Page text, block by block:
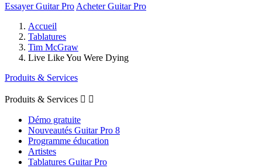
Essayer Guitar Pro Acheter Guitar Pro
Accueil
Tablatures
Tim McGraw
Live Like You Were Dying
Produits & Services
Produits & Services  
Démo gratuite
Nouveautés Guitar Pro 8
Programme éducation
Artistes
Tablatures Guitar Pro